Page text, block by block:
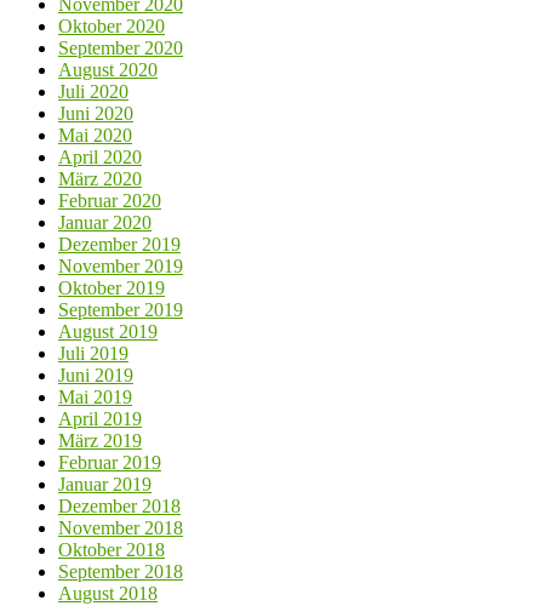
November 2020
Oktober 2020
September 2020
August 2020
Juli 2020
Juni 2020
Mai 2020
April 2020
März 2020
Februar 2020
Januar 2020
Dezember 2019
November 2019
Oktober 2019
September 2019
August 2019
Juli 2019
Juni 2019
Mai 2019
April 2019
März 2019
Februar 2019
Januar 2019
Dezember 2018
November 2018
Oktober 2018
September 2018
August 2018